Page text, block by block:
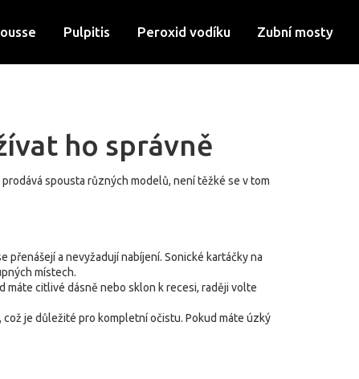
Pulpitis Peroxid vodíku Zubní mosty
ho správně
spousta různých modelů, není těžké se v tom
a nevyžadují nabíjení. Sonické kartáčky na
místech.
máte citlivé dásně nebo sklon k recesi, raději volte
je důležité pro kompletní očistu. Pokud máte úzký